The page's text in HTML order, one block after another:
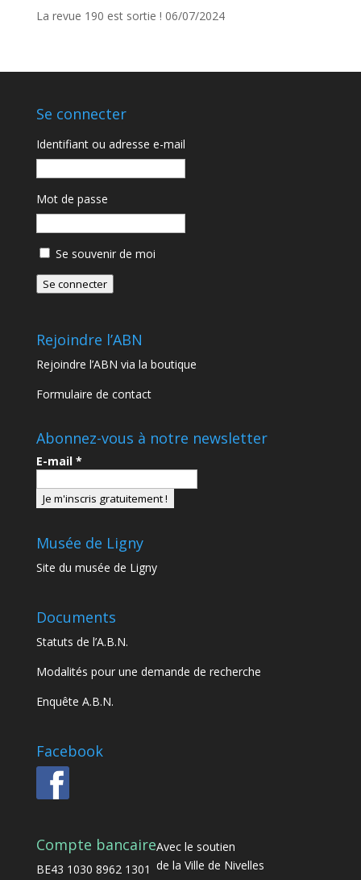
La revue 190 est sortie ! 06/07/2024
Se connecter
Identifiant ou adresse e-mail
Mot de passe
Se souvenir de moi
Se connecter
Rejoindre l’ABN
Rejoindre l’ABN via la boutique
Formulaire de contact
Abonnez-vous à notre newsletter
E-mail *
Musée de Ligny
Site du musée de Ligny
Documents
Statuts de l’A.B.N.
Modalités pour une demande de recherche
Enquête A.B.N.
Facebook
Compte bancaire
BE43 1030 8962 1301
Avec le soutien
de la Ville de Nivelles